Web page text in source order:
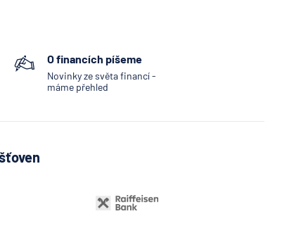
O financích píšeme
Novinky ze světa financí -
máme přehled